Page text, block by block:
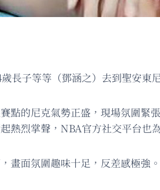
長子等等（鄧涵之）去到聖安
點的尼克氣勢正盛，現場氛圍
熱烈掌聲，NBA官方社交平台也
畫面氛圍趣味十足，反差感極